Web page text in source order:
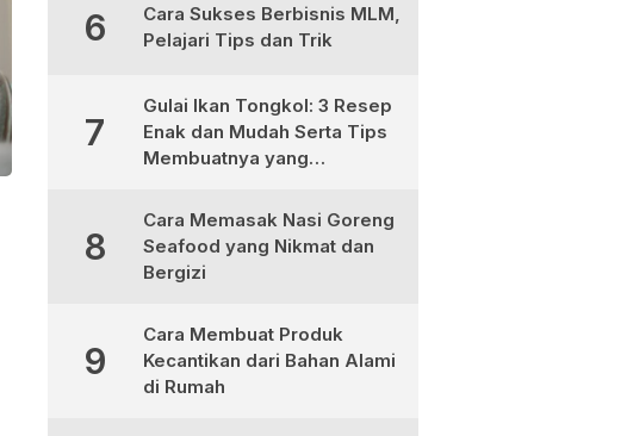
6
Cara Sukses Berbisnis MLM,
Pelajari Tips dan Trik
7
Gulai Ikan Tongkol: 3 Resep
Enak dan Mudah Serta Tips
Membuatnya yang
8
Cara Memasak Nasi Goreng
Seafood yang Nikmat dan
Bergizi
9
Cara Membuat Produk
Kecantikan dari Bahan Alami
di Rumah